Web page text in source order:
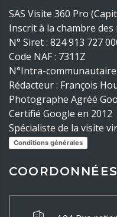
SAS Visite 360 Pro
Inscrit à la chambre
N° Siret : 824 913 727
Code NAF : 7311Z
N°Intra-communautaire
Rédacteur : François
Photographe Agréé
Certifié Google en 2012
Spécialiste de la visite
Conditions générales
COORDONNÉES